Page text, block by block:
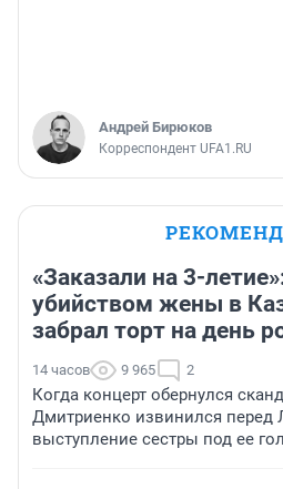
Андрей Бирюков
Корреспондент UFA1.RU
«Заказали на 3-
убийством жены в
забрал торт на день
14 часов 9 965 2
Когда концерт обернулся
Дмитриенко извинился перед
выступление сестры под ее